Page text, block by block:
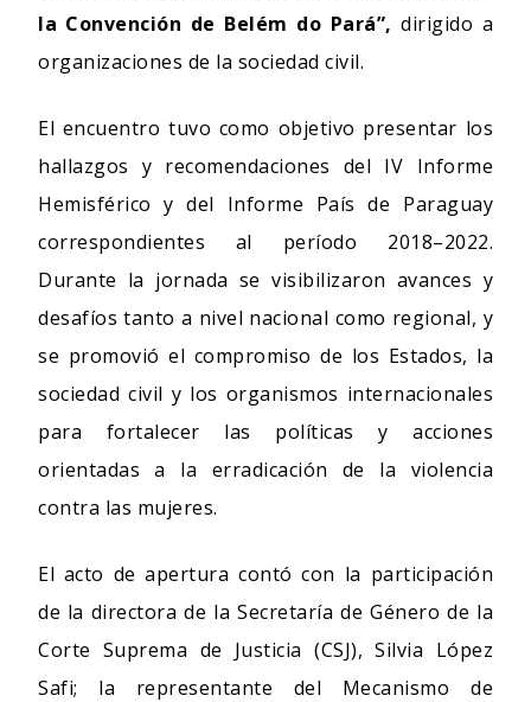
la Convención de Belém do Pará”, dirigido a
organizaciones de la sociedad civil.
El encuentro tuvo como objetivo presentar los
hallazgos y recomendaciones del IV Informe
Hemisférico y del Informe País de Paraguay
correspondientes al período 2018–2022.
Durante la jornada se visibilizaron avances y
desafíos tanto a nivel nacional como regional, y
se promovió el compromiso de los Estados, la
sociedad civil y los organismos internacionales
para fortalecer las políticas y acciones
orientadas a la erradicación de la violencia
contra las mujeres.
El acto de apertura contó con la participación
de la directora de la Secretaría de Género de la
Corte Suprema de Justicia (CSJ), Silvia López
Safi; la representante del Mecanismo de